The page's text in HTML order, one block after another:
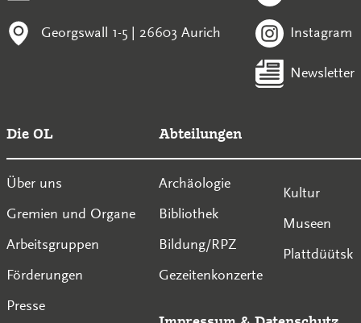
Georgswall 1-5 | 26603 Aurich Instagram
Newsletter
Die OL
Über uns
Gremien und Organe
Arbeitsgruppen
Förderungen
Presse
Abteilungen
Archäologie
Bibliothek
Bildung/RPZ
Gezeitenkonzerte
Kultur
Museen
Plattdüütsk